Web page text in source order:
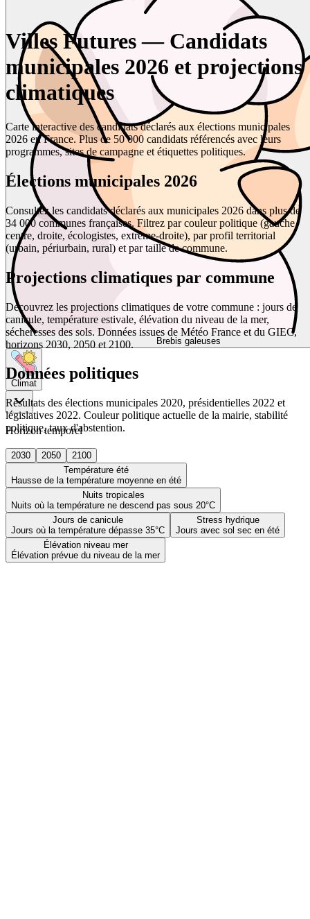
Brebis galeuses
Climat
Horizon temporel
2030 2050
2100
Température été
Hausse de la température moyenne en été
Nuits tropicales
Nuits où la température ne descend pas sous 20°C
Jours de canicule
Jours où la température dépasse 35°C
Stress hydrique
Jours avec sol sec en été
Élévation niveau mer
Élévation prévue du niveau de la mer
Villes Futures — Candidats
municipales 2026 et projections
climatiques
Carte interactive des candidats déclarés aux élections municipales
2026 en France. Plus de 50 000 candidats référencés avec leurs
programmes, sites de campagne et étiquettes politiques.
Élections municipales 2026
Consultez les candidats déclarés aux municipales 2026 dans plus de
34 000 communes françaises. Filtrez par couleur politique (gauche,
centre, droite, écologistes, extrême-droite), par profil territorial
(urbain, périurbain, rural) et par taille de commune.
Projections climatiques par commune
Découvrez les projections climatiques de votre commune : jours de
canicule, température estivale, élévation du niveau de la mer,
sécheresses des sols. Données issues de Météo France et du GIEC,
horizons 2030, 2050 et 2100.
Données politiques
Résultats des élections municipales 2020, présidentielles 2022 et
législatives 2022. Couleur politique actuelle de la mairie, stabilité
politique, taux d'abstention.